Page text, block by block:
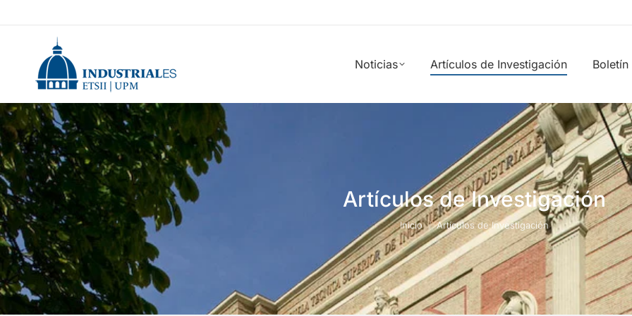
Noticias Artículos de Investigación Boletín
Artículos de Investigación
Estás aquí:
Inicio Artículos de Investigación